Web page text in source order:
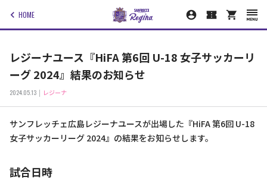
HOME
レジーナユース『HiFA 第6回 U-18 女子サッカーリ
ーグ 2024』結果のお知らせ
2024.05.13 レジーナ
サンフレッチェ広島レジーナユースが出場した『HiFA 第6回 U-18
女子サッカーリーグ 2024』の結果をお知らせします。
試合日時